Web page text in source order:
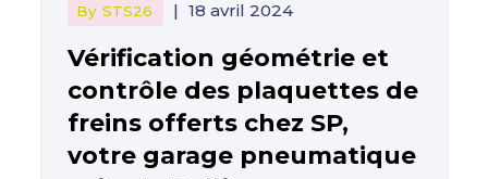
By STS26 | 18 avril 2024
Vérification géométrie et
contrôle des plaquettes de
freins offerts chez SP,
votre garage pneumatique